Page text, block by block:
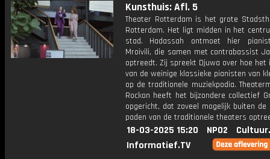
Kunsthuis: Afl. 5
Theater Rotterdam is het grote
Rotterdam. Het ligt midden in het
stad. Hadassah ontmoet hier
Mroivili, die samen met contrabassist
optreedt. Zij spreekt Djuwa over hoe het
van de weinige klassieke pianisten van
op de traditionele muziekpodia.
Rockon heeft het bijzondere collectief
opgericht, dat zoveel mogelijk buiten de
paden van de traditionele theaters
18-03-2025 15:20 NPO2
Informatief.TV